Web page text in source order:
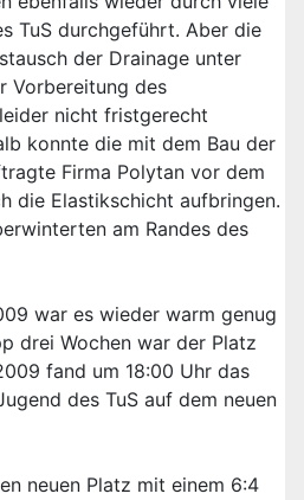
TuS durchgeführt. Aber die
der Drainage unter
Vorbereitung des
nicht fristgerecht
konnte die mit dem Bau der
Firma Polytan vor dem
die Elastikschicht aufbringen.
am Randes des
war es wieder warm genug
drei Wochen war der Platz
fand um 18:00 Uhr das
des TuS auf dem neuen
neuen Platz mit einem 6:4